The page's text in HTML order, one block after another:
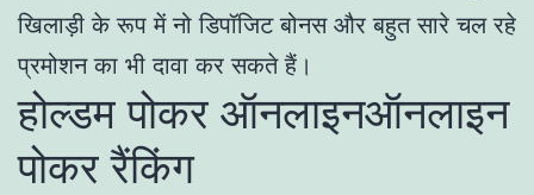
खिलाड़ी के रूप में नो डिपॉजिट बोनस और बहुत सारे चल रहे
प्रमोशन का भी दावा कर सकते हैं।
होल्डम पोकर ऑनलाइनऑनलाइन
पोकर रैंकिंग